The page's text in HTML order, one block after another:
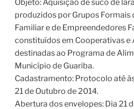
Objeto: Aquisição de suco de
produzidos por Grupos Formais
Familiar e de Empreendedores
constituídos em Cooperativas e
destinadas ao Programa de
Município de Guariba.
Cadastramento: Protocolo até
21 de Outubro de 2014.
Abertura dos envelopes: Dia 21